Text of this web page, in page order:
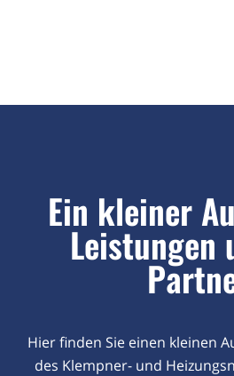
Ein kleiner
Leistungen
Hier finden Sie einen kleinen
des Klempner- und